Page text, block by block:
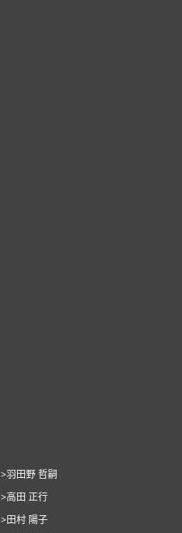
>羽田野 哲嗣
>高田 正行
>田村 陽子